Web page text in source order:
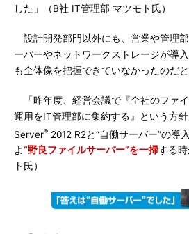
した」（B社 IT管理部 マツモト氏）
設計開発部門以外にも、営業や管理
ーバーやネットワークストレージが導
も全体像を把握できていなかったのだと
「昨年度、経営会議で『全社のファイ
運用をIT管理部に集約する』という方
Server® 2012 R2と“自働サーバー”の導
よ“野良ファイルサーバー”を一掃する
ト氏）